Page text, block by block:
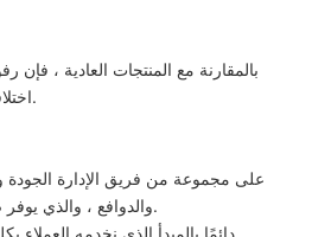
بالمقارنة مع المنتجات العادية ، فإن
اختلافات محددة على النحو التالي.
والدوافع ، والذي يوفر ضمانًا قويًا للتنمية المستدامة.